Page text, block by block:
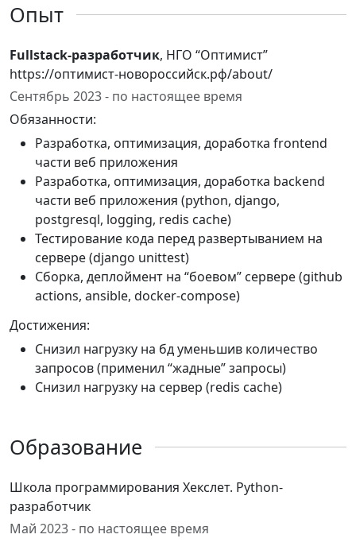
Опыт
Fullstack-разработчик, НГО “Оптимист”
https://оптимист-новороссийск.рф/about/
Сентябрь 2023 - по настоящее время
Обязанности:
Разработка, оптимизация, доработка frontend
части веб приложения
Разработка, оптимизация, доработка backend
части веб приложения (python, django,
postgresql, logging, redis cache)
Тестирование кода перед развертыванием на
сервере (django unittest)
Сборка, деплоймент на “боевом” сервере (github
actions, ansible, docker-compose)
Достижения:
Снизил нагрузку на бд уменьшив количество
запросов (применил “жадные” запросы)
Cнизил нагрузку на сервер (redis cache)
Образование
Школа программирования Хекслет. Python-
разработчик
Май 2023 - по настоящее время